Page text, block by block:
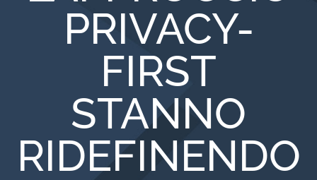
PRIVACY-
FIRST
STANNO
RIDEFINENDO